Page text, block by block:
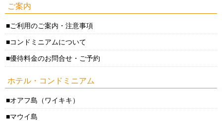
ご案内
ご利用のご案内・注意事項
コンドミニアムについて
優待料金のお問合せ・ご予約
ホテル・コンドミニアム
オアフ島（ワイキキ）
マウイ島